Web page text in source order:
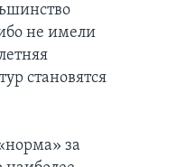
не имели
становятся
за